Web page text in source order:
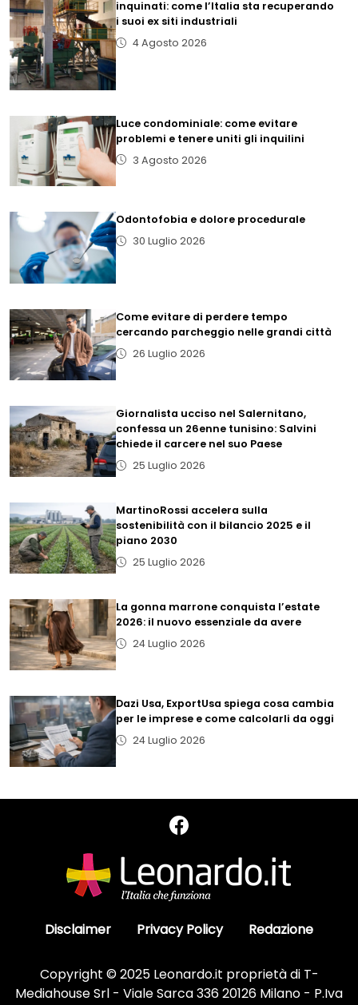
inquinati: come l’Italia sta recuperando
i suoi ex siti industriali
4 Agosto 2026
Luce condominiale: come evitare
problemi e tenere uniti gli inquilini
3 Agosto 2026
Odontofobia e dolore procedurale
30 Luglio 2026
Come evitare di perdere tempo
cercando parcheggio nelle grandi città
26 Luglio 2026
Giornalista ucciso nel Salernitano,
confessa un 26enne tunisino: Salvini
chiede il carcere nel suo Paese
25 Luglio 2026
MartinoRossi accelera sulla
sostenibilità con il bilancio 2025 e il
piano 2030
25 Luglio 2026
La gonna marrone conquista l’estate
2026: il nuovo essenziale da avere
24 Luglio 2026
Dazi Usa, ExportUsa spiega cosa cambia
per le imprese e come calcolarli da oggi
24 Luglio 2026
Disclaimer Privacy Policy Redazione
Copyright © 2025 Leonardo.it proprietà di T-
Mediahouse Srl - Viale Sarca 336 20126 Milano - P.Iva